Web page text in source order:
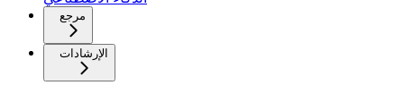
مرجع
الإرشادات